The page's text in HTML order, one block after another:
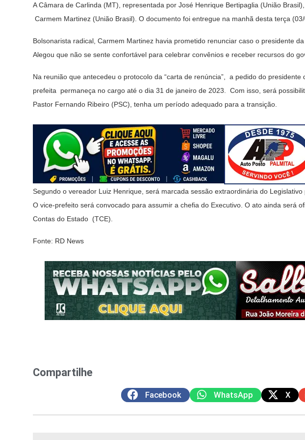
A Câmara de Carlinda (MT), representada por José Henrique Bertipaglia (União
Carmem Martinez (União Brasil). O documento foi entregue na manhã desta terça (03/
Bolsonarista radical, Carmem Martinez havia prometido renunciar caso o presidente
Alegou que não se sente confortável para celebrar convênios e receber recursos do
Na reunião que antecedeu o protocolo da “carta de renúncia”, a pedido do
prefeita permaneça no cargo até o dia 31 de janeiro de 2023. Com isso, será
Pastor Fernando Ribeiro (PSC), tenha um período adequado para a transição.
Segundo o vereador Luiz Henrique, será marcada sessão extraordinária do Legislativo
O vice-prefeito será convocado para assumir a chefia do Executivo. O ato ainda será
Contas do Estado (TCE).
Fonte: RD News
Compartilhe
Facebook WhatsApp X